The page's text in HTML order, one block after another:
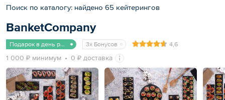
Поиск по каталогу: найдено 65 кейтерингов
BanketCompany
Подарок в день рождения 3x Бонусов 4,6
1 000 ₽ минимум 0 ₽ доставка